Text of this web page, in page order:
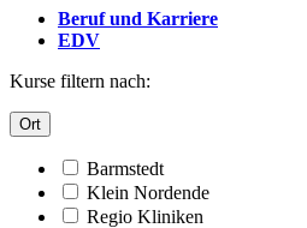
Beruf und Karriere
EDV
Kurse filtern nach:
Ort
Barmstedt
Klein Nordende
Regio Kliniken